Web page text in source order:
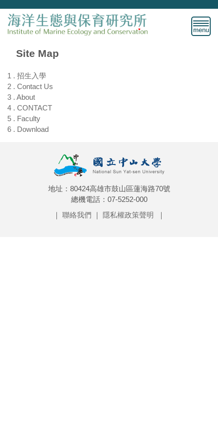
Jump
to
the
content
Site Map
1 . 招生入學
2 . Contact Us
3 . About
4 . CONTACT
5 . Faculty
6 . Download
地址：80424高雄市鼓山區蓮海路70號
總機電話：07-5252-000
｜
聯絡我們 ｜ 隱私權政策聲明 ｜